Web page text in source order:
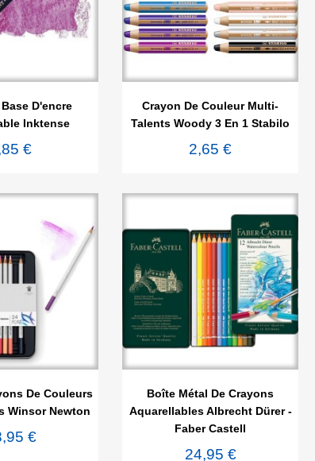
rapide
D'encre
Inktense
€
Crayon De Couleur Multi-
Talents Woody 3 En 1 Stabilo
2,65 €
De Couleurs
Winsor Newton
€
 Aperçu rapide
Boîte Métal De Crayons
Aquarellables Albrecht Dürer -
Faber Castell
24,95 €